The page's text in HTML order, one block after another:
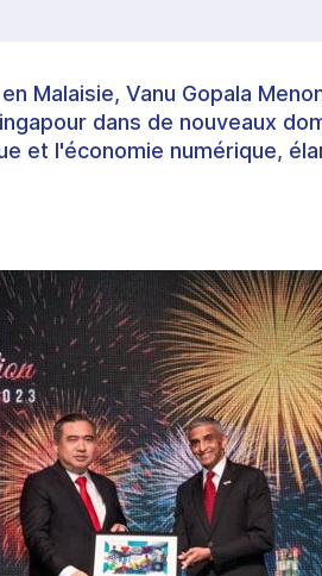
Malaisie, Vanu Gopala
dans de nouveaux
et l'économie numérique,